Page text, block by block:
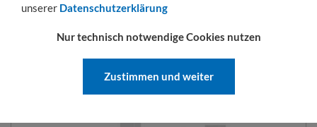
ROLLENSÄTZE FÜR
HÖHENVERSTELLBARE
ARBEITSTISCHE
unserer Datenschutzerklärung
Nur technisch notwendige Cookies nutzen
Zustimmen und weiter